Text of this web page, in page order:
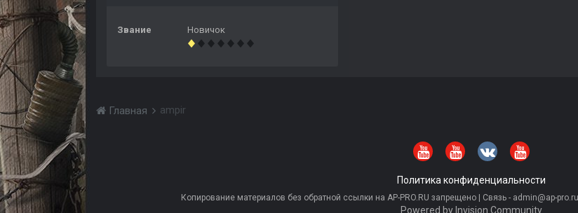
Звание Новичок
Главная ampir
Политика конфиденциальности
Копирование материалов без обратной ссылки на AP-PRO.RU запрещено | Связь - admin@ap-
Powered by Invision Community